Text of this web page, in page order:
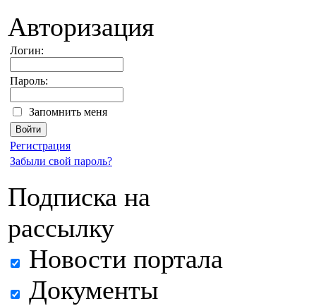
Авторизация
Логин:
Пароль:
Запомнить меня
Регистрация
Забыли свой пароль?
Подписка на
рассылку
Новости портала
Документы